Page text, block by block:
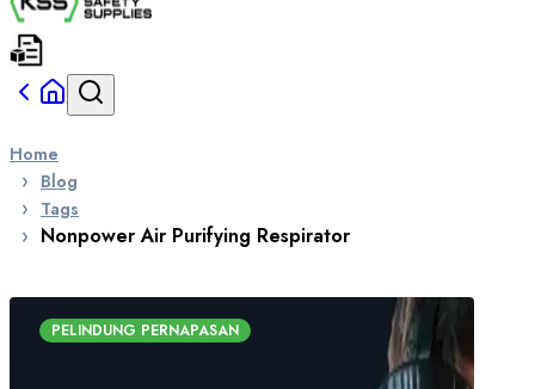
Home
Blog
Tags
Nonpower Air Purifying Respirator
PELINDUNG PERNAPASAN